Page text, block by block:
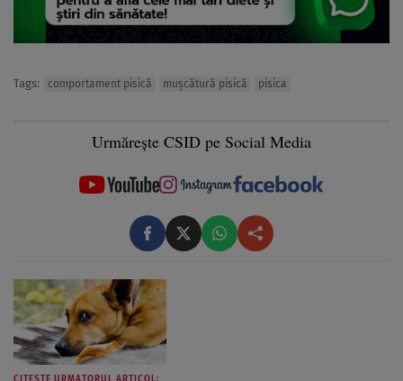
Tags: comportament pisică mușcătură pisică pisica
Urmărește CSID pe Social Media